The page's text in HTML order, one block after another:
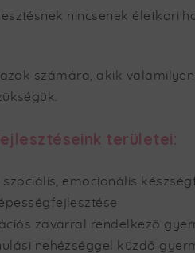
nincsenek életkori
számára, akik
területei:
emocionális
zavarral rendelkező
nehézséggel küzdő